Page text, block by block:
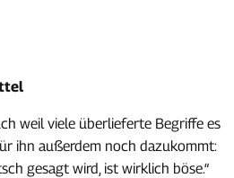
weil viele überlieferte Begriffe es
ihn außerdem noch dazukommt:
gesagt wird, ist wirklich böse.“